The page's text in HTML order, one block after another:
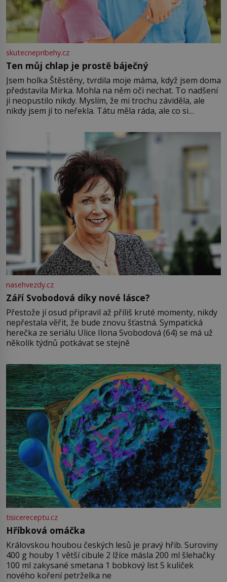
skutecnepribehy.cz
Ten můj chlap je prostě báječný
Jsem holka Štěstěny, tvrdila moje máma, když jsem doma
představila Mirka. Mohla na něm oči nechat. To nadšení
ji neopustilo nikdy. Myslím, že mi trochu záviděla, ale
nikdy jsem jí to neřekla. Tátu měla ráda, ale co si
Jsme spolu moc rádi Tehdy byla jiná doba, když
nasehvezdy.cz
Září Svobodová díky nové lásce?
Přestože jí osud připravil až příliš kruté momenty, nikdy
nepřestala věřit, že bude znovu šťastná. Sympatická
herečka ze seriálu Ulice Ilona Svobodová (64) se má už
několik týdnů potkávat se stejně
tisicereceptu.cz
Hříbková omáčka
Královskou houbou českých lesů je pravý hřib. Suroviny
400 g houby 1 větší cibule 2 lžíce másla 200 ml šlehačky
100 ml zakysané smetana 1 bobkový list 5 kuliček
nového koření petrželka ne